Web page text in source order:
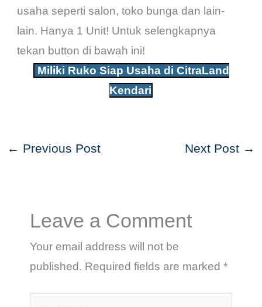
usaha seperti salon, toko bunga dan lain-
lain. Hanya 1 Unit! Untuk selengkapnya
tekan button di bawah ini!
Miliki Ruko Siap Usaha di CitraLand
Kendari
← Previous Post Next Post →
Leave a Comment
Your email address will not be
published. Required fields are marked *